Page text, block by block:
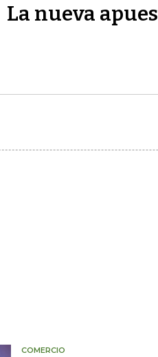
La nueva
COMERCIO